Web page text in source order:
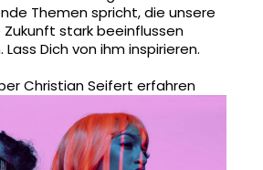
Themen spricht, die unsere
stark beeinflussen
Lass Dich von ihm inspirieren.
Christian Seifert erfahren